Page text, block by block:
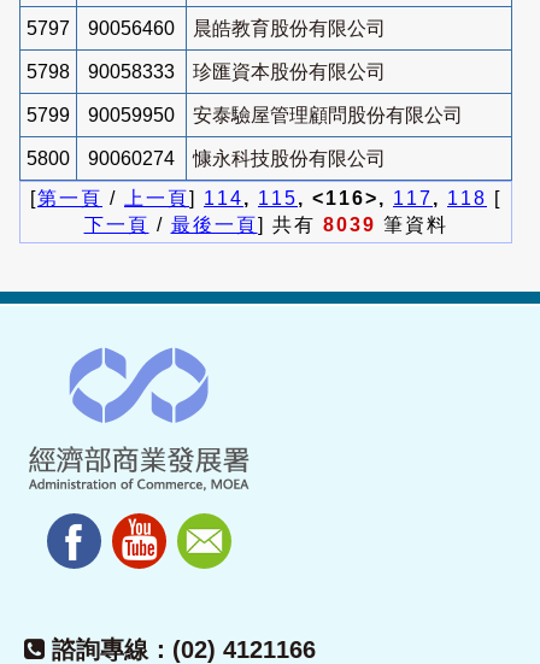
5797 90056460 晨皓教育股份有限公司
5798 90058333 珍匯資本股份有限公司
5799 90059950 安泰驗屋管理顧問股份有限公司
5800 90060274
慷永科技股份有限公司
[第一頁 / 上一頁] 114, 115, <116>, 117, 118 [
下一頁 / 最後一頁] 共有 8039 筆資料
諮詢專線：(02) 4121166